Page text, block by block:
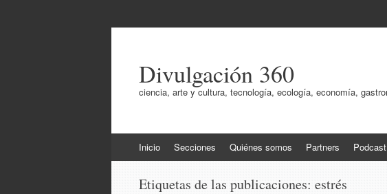
Divulgación 360
ciencia, arte y cultura, tecnología, ecología, economía,
al
Inicio Secciones Quiénes somos Partners
Etiquetas de las publicaciones: estrés